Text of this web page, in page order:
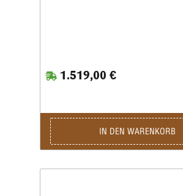
1.519,00 €
IN DEN WARENKORB